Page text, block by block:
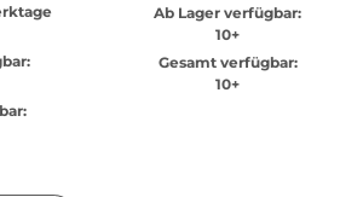
Ab Lager verfügbar:
10+
Gesamt verfügbar:
10+